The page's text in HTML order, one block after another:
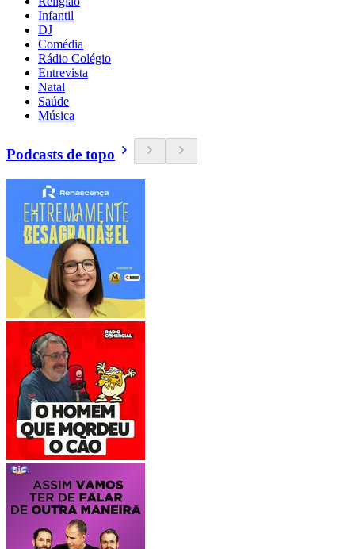
Infantil
DJ
Comédia
Rádio Colégio
Entrevista
Natal
Saúde
Música
Podcasts de topo